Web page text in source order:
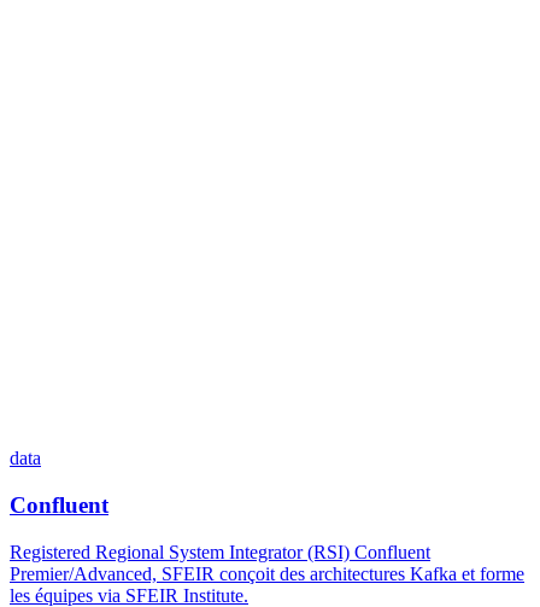
data
Confluent
Registered Regional System Integrator (RSI) Confluent
Premier/Advanced, SFEIR conçoit des architectures Kafka et forme
les équipes via SFEIR Institute.